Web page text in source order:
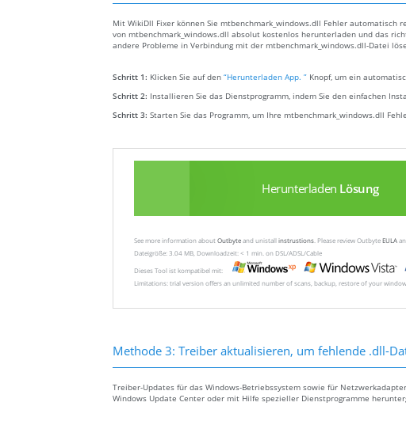
Mit WikiDll Fixer können Sie mtbenchmark_windows.dll Fehler
von mtbenchmark_windows.dll absolut kostenlos herunterladen und das
andere Probleme in Verbindung mit der mtbenchmark_windows.dll-Datei
Schritt 1: Klicken Sie auf den “Herunterladen App. ” Knopf, um ein
Schritt 2: Installieren Sie das Dienstprogramm, indem Sie den einfachen
Schritt 3: Starten Sie das Programm, um Ihre mtbenchmark_windows.dll
Herunterladen Lösung
See more information about Outbyteand unistallinstrustions . Please review OutbyteEULA
Dateigröße: 3.04 MB, Downloadzeit: < 1 min. on DSL/ADSL/Cable
Dieses Tool ist kompatibel mit:
Limitations: trial version offers an unlimited number of scans, backup, restore of your
Methode 3: Treiber aktualisieren, um fehlende .dll-
Treiber-Updates für das Windows-Betriebssystem sowie für
Windows Update Center oder mit Hilfe spezieller Dienstprogramme